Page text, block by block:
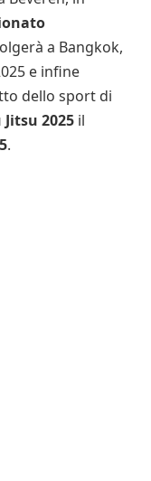
a Bangkok,
e infine
dello sport di
2025 il
.